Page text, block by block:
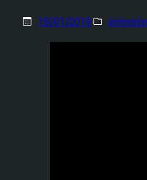
19/01/2019 animatie